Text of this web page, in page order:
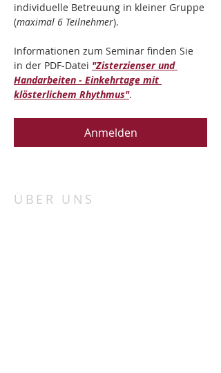
individuelle Betreuung in kleiner Gruppe
(maximal 6 Teilnehmer).
Informationen zum Seminar finden Sie
in der PDF-Datei "Zisterzienser und
Handarbeiten - Einkehrtage mit
klösterlichem Rhythmus".
Anmelden
ÜBER UNS